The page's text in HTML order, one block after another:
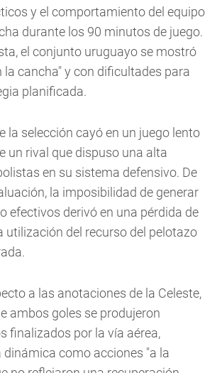
y el comportamiento del equipo
durante los 90 minutos de juego.
el conjunto uruguayo se mostró
la cancha" y con dificultades para
planificada.
la selección cayó en un juego lento
un rival que dispuso una alta
en su sistema defensivo. De
la imposibilidad de generar
efectivos derivó en una pérdida de
utilización del recurso del pelotazo
a las anotaciones de la Celeste,
ambos goles se produjeron
finalizados por la vía aérea,
dinámica como acciones "a la